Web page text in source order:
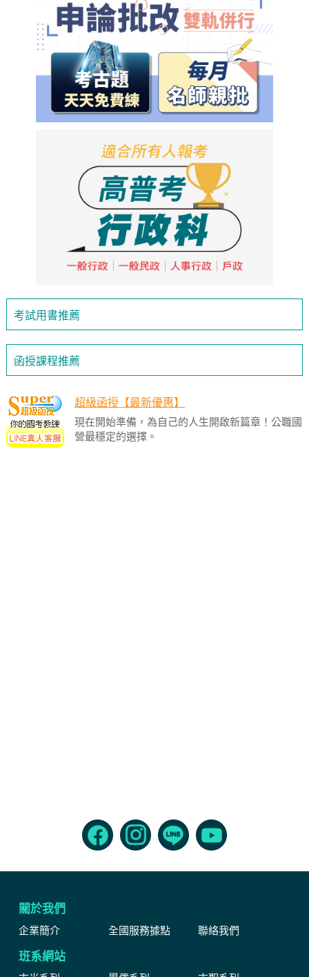
考試用書推薦
函授課程推薦
超級函授【最新優惠】
現在開始準備，為自己的人生開啟新篇章！公職國
營最穩定的選擇。
關於我們
企業簡介 全國服務據點 聯絡我們
班系網站